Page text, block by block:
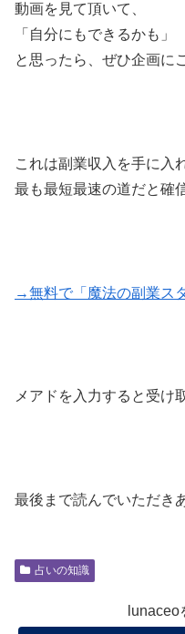
動画を見て頂いて、
「自分にもできるかも」
と思ったら、ぜひ企画に
これは副業収入を手に入
最も最短最速の道だと確
→無料で「魔法の副業ス
メアドを入力すると受け
最後まで読んでいただき
占いの知識
lunaceo